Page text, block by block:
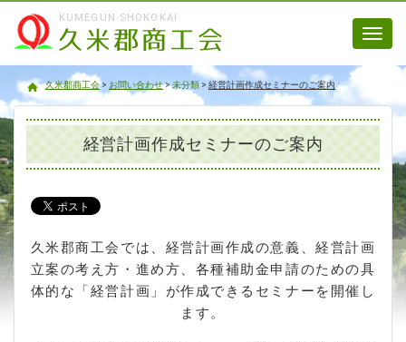
KUMEGUN SHOKOKAI
久米郡商工会
久米郡商工会> お問い合わせ>未分類 > 経営計画作成セミナーのご案内
経営計画作成セミナーのご案内
久米郡商工会では、経営計画作成の意義、経営計画
立案の考え方・進め方、各種補助金申請のための具
体的な「経営計画」が作成できるセミナーを開催し
ます。